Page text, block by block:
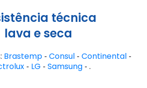
técnica
lava e seca
Brastemp - Consul - Continental -
- LG - Samsung- .